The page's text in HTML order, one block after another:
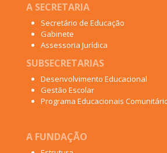
A SECRETARIA
Secretário de Educação
Gabinete
Assessoria Jurídica
SUBSECRETARIAS
Desenvolvimento Educacional
Gestão Escolar
Programa Educacionais
A FUNDAÇÃO